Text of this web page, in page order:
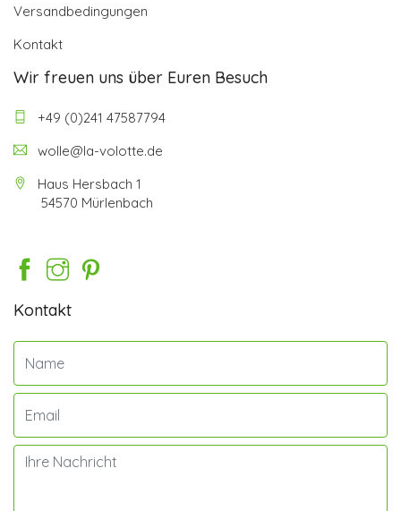
Versandbedingungen
Kontakt
Wir freuen uns über Euren Besuch
+49 (0)241 47587794
wolle@la-volotte.de
Haus Hersbach 1
54570 Mürlenbach
Kontakt